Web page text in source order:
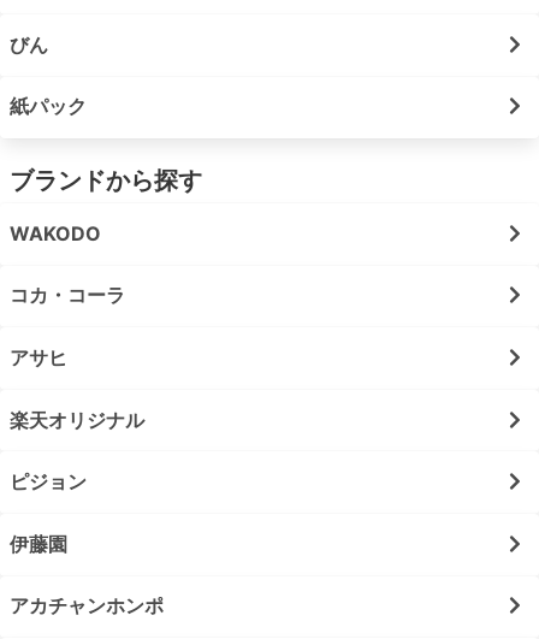
びん
紙パック
ブランドから探す
WAKODO
コカ・コーラ
アサヒ
楽天オリジナル
ピジョン
伊藤園
アカチャンホンポ